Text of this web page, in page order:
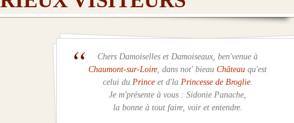
Chers Damoiselles et Damoiseaux,ben'venue à
Chaumont-sur-Loire, dans not' bieauChâteau qu'est
celui du Princeet d'la Princesse de Broglie.
Je m'présente à vous :Sidonie Panache,
la bonne à tout faire, voir et entendre.